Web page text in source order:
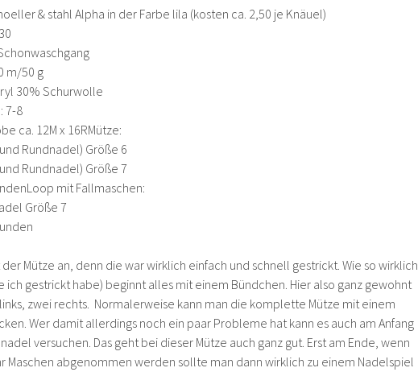
& stahl Alpha in der Farbe lila (kosten ca. 2,50 je Knäuel)
m/50 g
30% Schurwolle
7-8
ca. 12M x 16RMütze:
Rundnadel) Größe 6
Rundnadel) Größe 7
mit Fallmaschen:
Größe 7
Mütze an, denn die war wirklich einfach und schnell gestrickt. Wie so wirklich
ich gestrickt habe) beginnt alles mit einem Bündchen. Hier also ganz gewohnt
zwei rechts. Normalerweise kann man die komplette Mütze mit einem
Wer damit allerdings noch ein paar Probleme hat kann es auch am Anfang
versuchen. Das geht bei dieser Mütze auch ganz gut. Erst am Ende, wenn
Maschen abgenommen werden sollte man dann wirklich zu einem Nadelspiel